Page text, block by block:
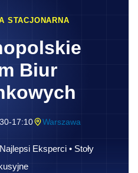
STACJONARNA
Biur
17:10 Warszawa
Eksperci • Stoły